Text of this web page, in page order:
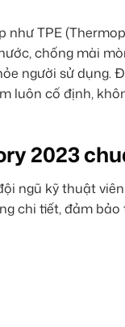
TPE
chống mài
người sử dụng.
luôn cố định,
2023
ngũ kỹ thuật
chi tiết, đảm